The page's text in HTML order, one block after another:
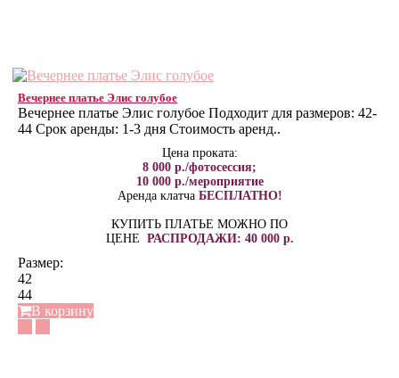
Вечернее платье Элис голубое
Вечернее платье Элис голубое Подходит для размеров: 42-
44 Срок аренды: 1-3 дня Стоимость аренд..
Цена проката:
8 000 р./фотосессия;
10 000 р./мероприятие
Аренда клатча БЕСПЛАТНО!
КУПИТЬ ПЛАТЬЕ МОЖНО ПО
ЦЕНЕ РАСПРОДАЖИ: 40 000 р.
Размер:
42
44
В корзину